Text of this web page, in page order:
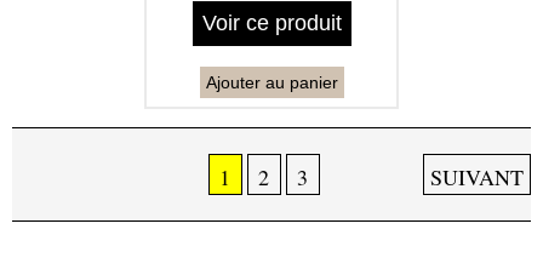
Voir ce produit
Ajouter au panier
1 2 3 SUIVANT